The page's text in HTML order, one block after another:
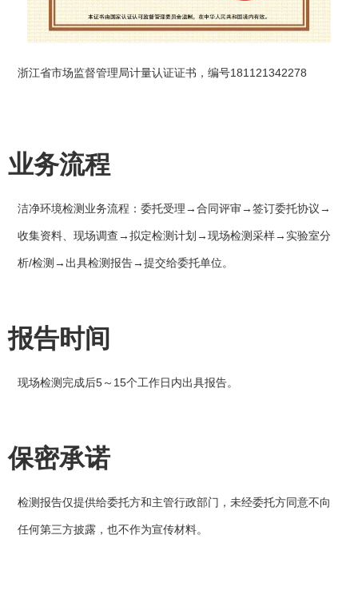
浙江省市场监督管理局计量认证证书，编号181121342278
业务流程
洁净环境检测业务流程：委托受理→合同评审→签订委托协议→
收集资料、现场调查→拟定检测计划→现场检测采样→实验室分
析/检测→出具检测报告→提交给委托单位。
报告时间
现场检测完成后5～15个工作日内出具报告。
保密承诺
检测报告仅提供给委托方和主管行政部门，未经委托方同意不向
任何第三方披露，也不作为宣传材料。